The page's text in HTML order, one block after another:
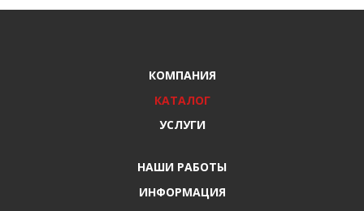
КОМПАНИЯ
КАТАЛОГ
УСЛУГИ
НАШИ РАБОТЫ
ИНФОРМАЦИЯ